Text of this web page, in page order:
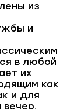
из
и
в любой
их
как
и для
вечер.